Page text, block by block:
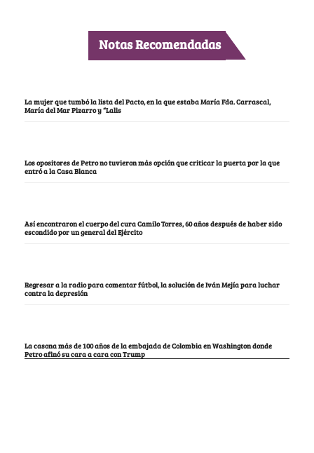
Notas Recomendadas
La mujer que tumbó la lista del Pacto, en la que estaba María Fda. Carrascal,
María del Mar Pizarro y “Lalis
Los opositores de Petro no tuvieron más opción que criticar la puerta por la que
entró a la Casa Blanca
Así encontraron el cuerpo del cura Camilo Torres, 60 años después de haber sido
escondido por un general del Ejército
Regresar a la radio para comentar fútbol, la solución de Iván Mejía para luchar
contra la depresión
La casona más de 100 años de la embajada de Colombia en Washington donde
Petro afinó su cara a cara con Trump